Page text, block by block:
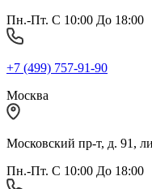
Пн.-Пт. С 10:00 До 18:00
+7 (499) 757-91-90
Москва
Московский пр-т, д. 91,
Пн.-Пт. С 10:00 До 18:00